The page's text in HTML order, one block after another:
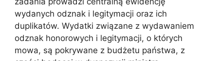
wydanych odznak i legitymacji oraz ich
duplikatów. Wydatki związane z wydawaniem
odznak honorowych i legitymacji, o których
mowa, są pokrywane z budżetu państwa, z